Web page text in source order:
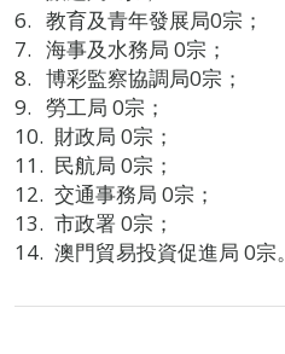
教育及青年發展局0宗；
海事及水務局 0宗；
博彩監察協調局0宗；
勞工局 0宗；
財政局 0宗；
民航局 0宗；
交通事務局 0宗；
市政署 0宗；
澳門貿易投資促進局 0宗。